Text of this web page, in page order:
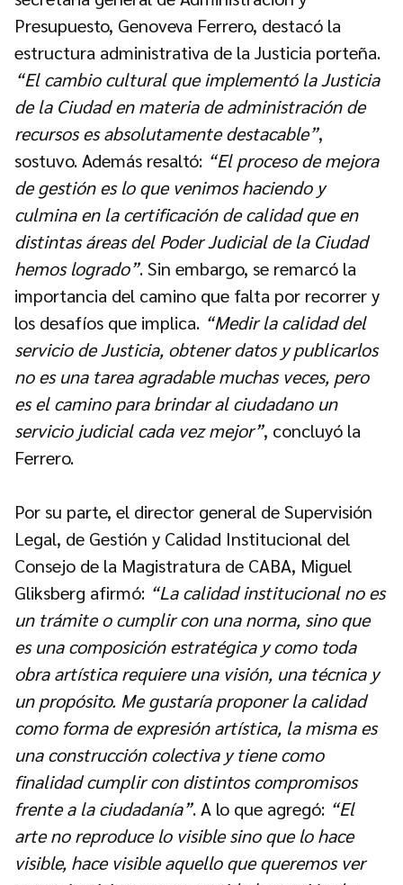
Presupuesto, Genoveva Ferrero, destacó la
estructura administrativa de la Justicia porteña.
“El cambio cultural que implementó la Justicia
de la Ciudad en materia de administración de
recursos es absolutamente destacable”,
sostuvo. Además resaltó: “El proceso de mejora
de gestión es lo que venimos haciendo y
culmina en la certificación de calidad que en
distintas áreas del Poder Judicial de la Ciudad
hemos logrado”. Sin embargo, se remarcó la
importancia del camino que falta por recorrer y
los desafíos que implica. “Medir la calidad del
servicio de Justicia, obtener datos y publicarlos
no es una tarea agradable muchas veces, pero
es el camino para brindar al ciudadano un
servicio judicial cada vez mejor”, concluyó la
Ferrero.
Por su parte, el director general de Supervisión
Legal, de Gestión y Calidad Institucional del
Consejo de la Magistratura de CABA, Miguel
Gliksberg afirmó: “La calidad institucional no es
un trámite o cumplir con una norma, sino que
es una composición estratégica y como toda
obra artística requiere una visión, una técnica y
un propósito. Me gustaría proponer la calidad
como forma de expresión artística, la misma es
una construcción colectiva y tiene como
finalidad cumplir con distintos compromisos
frente a la ciudadanía”. A lo que agregó: “El
arte no reproduce lo visible sino que lo hace
visible, hace visible aquello que queremos ver